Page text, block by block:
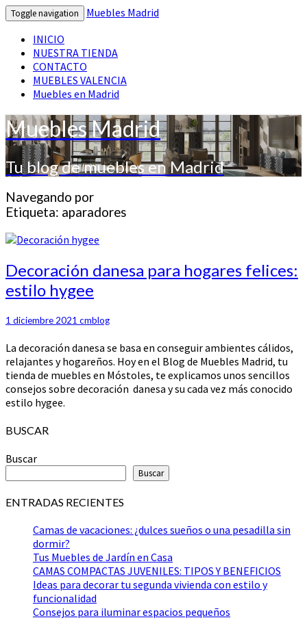
Toggle navigation
Muebles Madrid
INICIO
NUESTRA TIENDA
CONTACTO
MUEBLES VALENCIA
Muebles en Madrid
Muebles Madrid
Tu blog de muebles en Madrid
Navegando por
Etiqueta: aparadores
Decoración
danesa
para
felices:
hygee
Decoración danesa para hogares felices:
estilo hygee
1 diciembre 2021 cmblog
La decoración danesa se basa en conseguir ambientes cálidos,
relajantes y hogareños. Hoy en el Blog de Muebles Madrid, tu
tienda de muebles en Móstoles, te explicamos unos sencillos
consejos sobre decoración danesa y su cada vez más conocido
estilo hygee.
BUSCAR
Buscar
Buscar
ENTRADAS RECIENTES
Camas de vacaciones: ¿dulces sueños o una pesadilla sin
dormir?
Tus Muebles de Jardín en Casa
CAMAS COMPACTAS JUVENILES: TIPOS Y BENEFICIOS
Ideas para decorar tu segunda vivienda con estilo y
funcionalidad
Consejos para iluminar espacios pequeños